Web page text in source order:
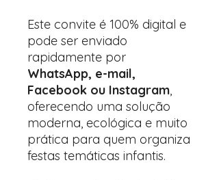
Este convite é 100% digital e
pode ser enviado
rapidamente por
WhatsApp, e-mail,
Facebook ou Instagram,
oferecendo uma solução
moderna, ecológica e muito
prática para quem organiza
festas temáticas infantis.